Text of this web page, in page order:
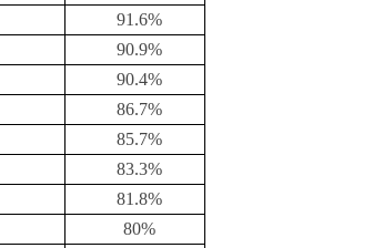
91.6%
90.9%
90.4%
86.7%
85.7%
83.3%
81.8%
80%